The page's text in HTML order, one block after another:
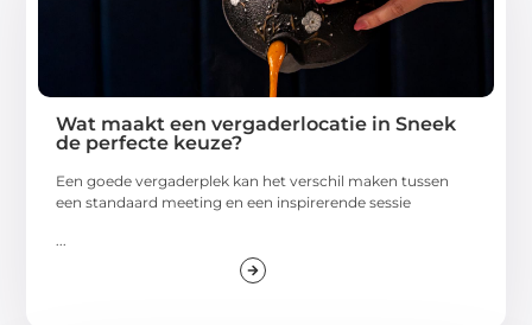
Wat maakt een vergaderlocatie in Sneek
de perfecte keuze?
Een goede vergaderplek kan het verschil maken tussen
een standaard meeting en een inspirerende sessie
...